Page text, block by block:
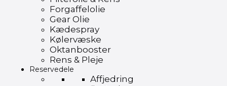
Forgaffelolie
Gear Olie
Kædespray
Kølervæske
Oktanbooster
Rens & Pleje
Reservedele
Affjedring